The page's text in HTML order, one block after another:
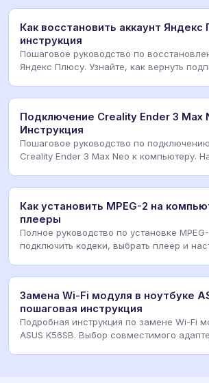
Как восстановить аккаунт Яндекс
инструкция
Пошаговое руководство по
Яндекс Плюсу. Узнайте, как вернуть
Подключение Creality Ender 3 Max
Инструкция
Пошаговое руководство по
Creality Ender 3 Max Neo к компьютеру.
Как установить MPEG-2 на
плееры
Полное руководство по установке
подключить кодеки, выбрать плеер и
Замена Wi-Fi модуля в ноутбуке
пошаговая инструкция
Подробная инструкция по замене Wi-Fi
ASUS K56SB. Выбор совместимого